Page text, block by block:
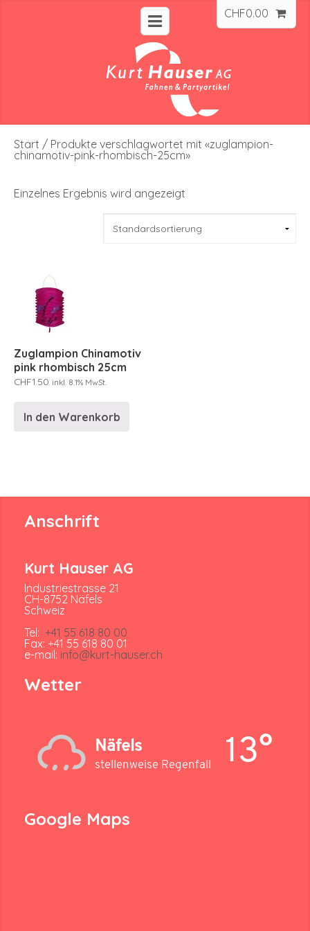
CHF0.00
Start / Produkte verschlagwortet mit «zuglampion-
chinamotiv-pink-rhombisch-25cm»
Einzelnes Ergebnis wird angezeigt
Zuglampion Chinamotiv
pink rhombisch 25cm
CHF1.50 inkl. 8.1% MwSt.
In den Warenkorb
Anschrift
Kurt Hauser AG
Industriestrasse 21
CH-8752 Näfels
Schweiz
Tel: +41 55 618 80 00
Fax: +41 55 618 80 01
e-mail: info@kurt-hauser.ch
Wetter
Näfels
stellenweise Regenfall 13°
Google Maps